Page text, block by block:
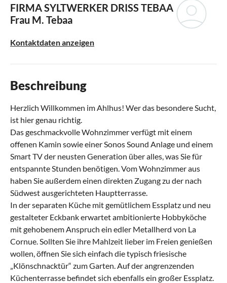
FIRMA SYLTWERKER DRISS TEBAA
Frau M. Tebaa
Kontaktdaten anzeigen
Beschreibung
Herzlich Willkommen im Ahlhus! Wer das besondere Sucht,
ist hier genau richtig.
Das geschmackvolle Wohnzimmer verfügt mit einem
offenen Kamin sowie einer Sonos Sound Anlage und einem
Smart TV der neusten Generation über alles, was Sie für
entspannte Stunden benötigen. Vom Wohnzimmer aus
haben Sie außerdem einen direkten Zugang zu der nach
Südwest ausgerichteten Hauptterrasse.
In der separaten Küche mit gemütlichem Essplatz und neu
gestalteter Eckbank erwartet ambitionierte Hobbyköche
mit gehobenem Anspruch ein edler Metallherd von La
Cornue. Sollten Sie ihre Mahlzeit lieber im Freien genießen
wollen, öffnen Sie sich einfach die typisch friesische
„Klönschnacktür“ zum Garten. Auf der angrenzenden
Küchenterrasse befindet sich ebenfalls ein großer Essplatz.